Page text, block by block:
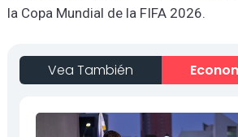
la Copa Mundial de la FIFA 2026.
Vea También